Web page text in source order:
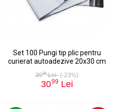
Set 100 Pungi tip plic pentru
curierat autoadezive 20x30 cm
3999Lei (-23%)
3099 Lei